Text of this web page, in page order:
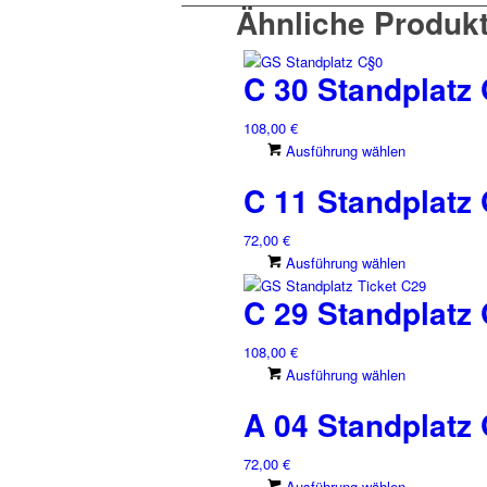
Ähnliche
C 30
108,00 €
Ausführung wählen
weist
mehrere
Optionen
gewählt
C 11
72,00 €
Ausführung wählen
weist
mehrere
Optionen
C 29
108,00 €
Ausführung wählen
weist
mehrere
A 04 Standplatz
72,00 €